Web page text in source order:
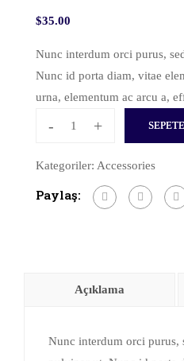
$35.00
Nunc interdum orci purus,
Nunc id porta diam, vitae
urna, elementum ac arcu a,
- +
Kategoriler: Accessories
Paylaş:
Açıklama
Nunc interdum orci purus,